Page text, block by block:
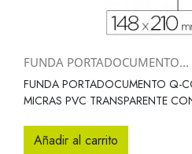
FUNDA PORTADOCUMENTO...
FUNDA PORTADOCUMENTO Q-
MICRAS PVC TRANSPARENTE
Añadir al carrito